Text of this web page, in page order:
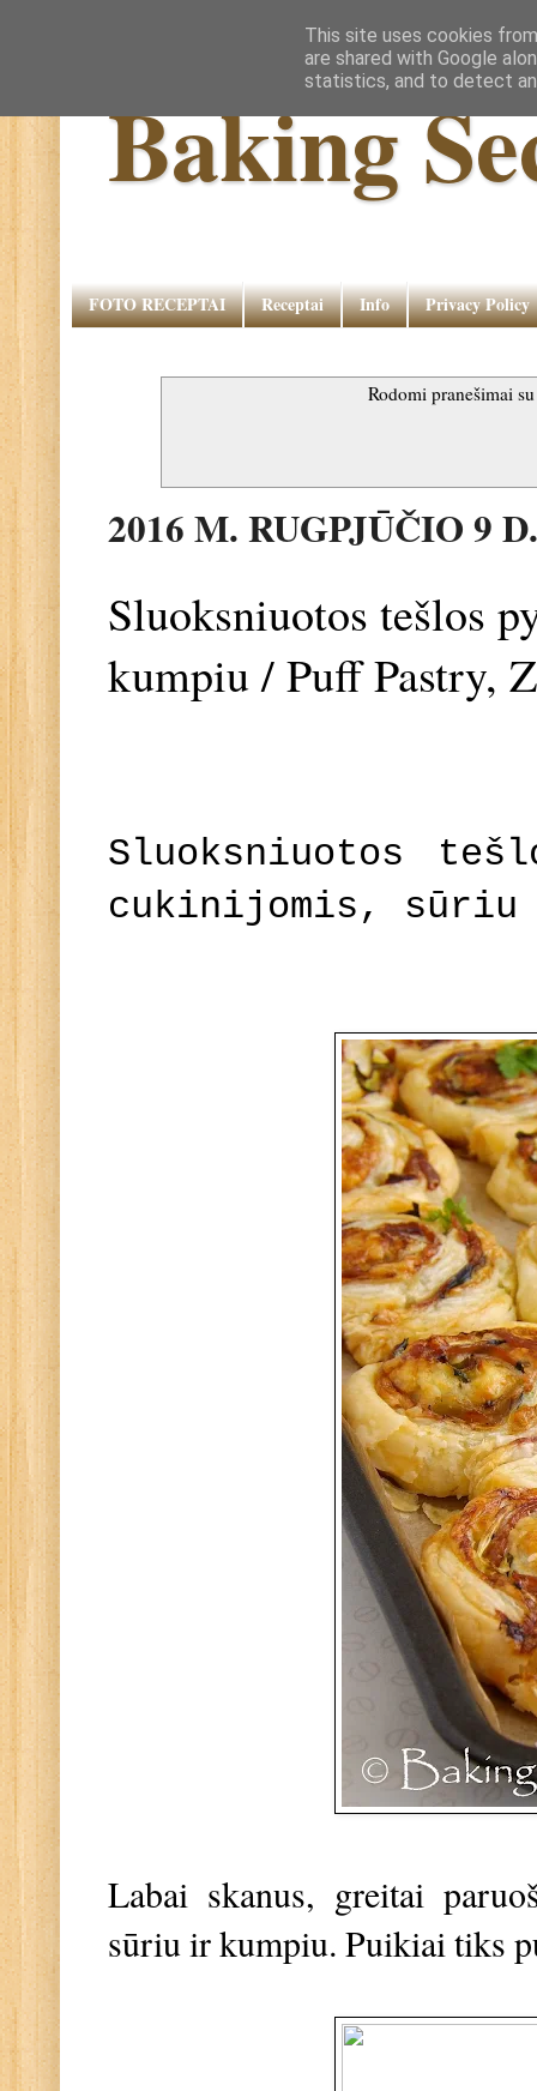
Baking
FOTO RECEPTAI Receptai Info Privacy Policy
Rodomi pranešimai
2016 M. RUGPJŪČIO 9
Sluoksniuotos tešlos
kumpiu / Puff Pastry,
Sluoksniuotos
cukinijomis, sūriu
Labai skanus, greitai
sūriu ir kumpiu. Puikiai tiks
This site uses cookies
are shared with Google
statistics, and to detect